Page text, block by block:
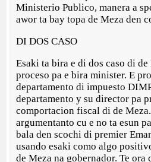
Ministerio Publico, manera a
awor ta bay topa de Meza den
DI DOS CASO
Esaki ta bira e di dos caso di
proceso pa e bira minister. E
departamento di impuesto
departamento y su director pa
comportacion fiscal di de
argumentanto cu e no ta esun
bala den scochi di premier
usando esaki como algo
de Meza na gobernador. Te ora